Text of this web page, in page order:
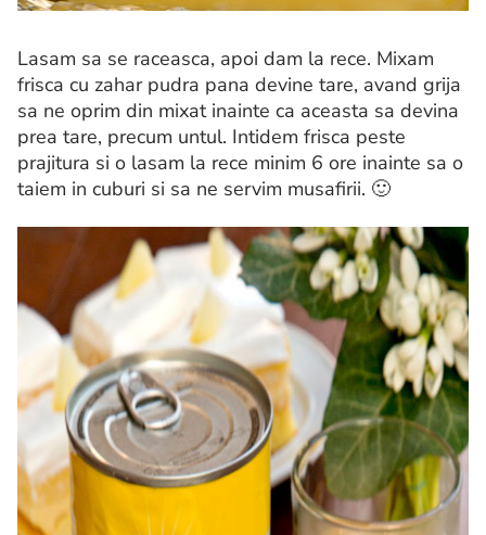
Lasam sa se raceasca, apoi dam la rece. Mixam
frisca cu zahar pudra pana devine tare, avand grija
sa ne oprim din mixat inainte ca aceasta sa devina
prea tare, precum untul. Intidem frisca peste
prajitura si o lasam la rece minim 6 ore inainte sa o
taiem in cuburi si sa ne servim musafirii. 🙂